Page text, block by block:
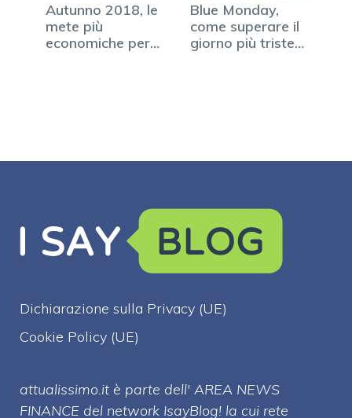
Autunno 2018, le
mete più
economiche per
Blue Monday,
come superare il
giorno più triste
Dichiarazione sulla Privacy (UE)
Cookie Policy (UE)
attualissimo.it è parte dell' AREA NEWS
FINANCE del network IsayBlog! la cui rete